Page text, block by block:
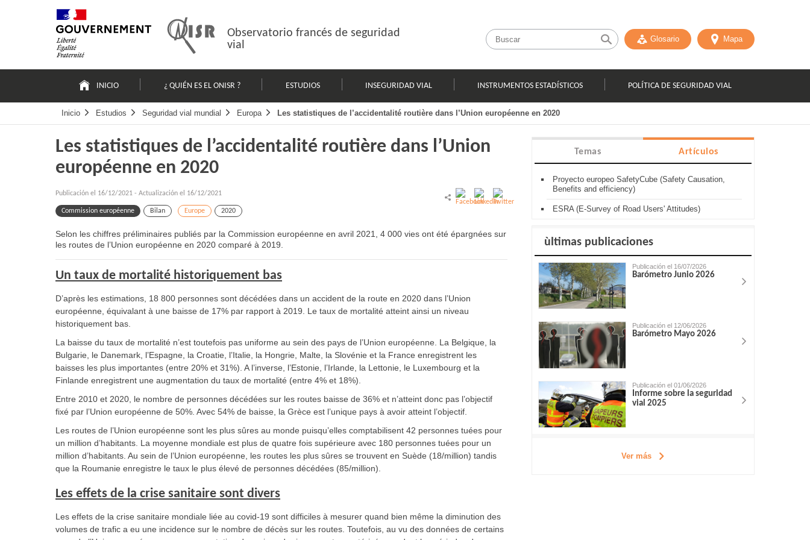
Observatorio francés de seguridad
vial
Glosario Mapa
principale
INICIO ¿ QUIÉN ES EL ONISR ? ESTUDIOS INSEGURIDAD VIAL INSTRUMENTOS ESTADÍSTICOS POLÍTICA DE SEGURIDAD VIAL
Inicio Estudios Seguridad vial mundial Europa Les statistiques de l’accidentalité routière dans l’Union européenne en 2020
Les statistiques de l’accidentalité routière dans l’Union
européenne en 2020
Publicación el 16/12/2021 - Actualización el 16/12/2021
Commission européenne Bilan Europe 2020
Selon les chiffres préliminaires publiés par la Commission européenne en avril 2021, 4 000 vies ont été épargnées sur
les routes de l’Union européenne en 2020 comparé à 2019.
Un taux de mortalité historiquement bas
D’après les estimations, 18 800 personnes sont décédées dans un accident de la route en 2020 dans l’Union
européenne, équivalant à une baisse de 17% par rapport à 2019. Le taux de mortalité atteint ainsi un niveau
historiquement bas.
La baisse du taux de mortalité n’est toutefois pas uniforme au sein des pays de l’Union européenne. La Belgique, la
Bulgarie, le Danemark, l’Espagne, la Croatie, l’Italie, la Hongrie, Malte, la Slovénie et la France enregistrent les
baisses les plus importantes (entre 20% et 31%). A l’inverse, l’Estonie, l’Irlande, la Lettonie, le Luxembourg et la
Finlande enregistrent une augmentation du taux de mortalité (entre 4% et 18%).
Entre 2010 et 2020, le nombre de personnes décédées sur les routes baisse de 36% et n’atteint donc pas l’objectif
fixé par l’Union européenne de 50%. Avec 54% de baisse, la Grèce est l’unique pays à avoir atteint l’objectif.
Les routes de l’Union européenne sont les plus sûres au monde puisqu’elles comptabilisent 42 personnes tuées pour
un million d’habitants. La moyenne mondiale est plus de quatre fois supérieure avec 180 personnes tuées pour un
million d’habitants. Au sein de l’Union européenne, les routes les plus sûres se trouvent en Suède (18/million) tandis
que la Roumanie enregistre le taux le plus élevé de personnes décédées (85/million).
Les effets de la crise sanitaire sont divers
Les effets de la crise sanitaire mondiale liée au covid-19 sont difficiles à mesurer quand bien même la diminution des
volumes de trafic a eu une incidence sur le nombre de décès sur les routes. Toutefois, au vu des données de certains
Temas Artículos
Proyecto europeo SafetyCube (Safety Causation,
Benefits and efficiency)
ESRA (E-Survey of Road Users' Attitudes)
ùltimas publicaciones
Publicación el 16/07/2026
Barómetro Junio 2026
Publicación el 12/06/2026
Barómetro Mayo 2026
Publicación el 01/06/2026
Informe sobre la seguridad
vial 2025
Ver más